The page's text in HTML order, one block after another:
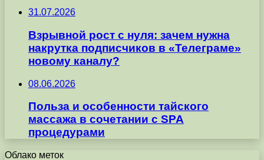
31.07.2026
Взрывной рост с нуля: зачем нужна
накрутка подписчиков в «Телеграме»
новому каналу?
08.06.2026
Польза и особенности тайского
массажа в сочетании с SPA
процедурами
Облако меток